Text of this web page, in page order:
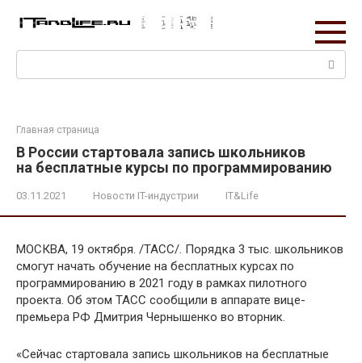
Поиск:
Главная страница
В России стартовала запись школьников
на бесплатные курсы по программированию
03.11.2021 Новости IT-индустрии IT&Life
МОСКВА, 19 октября. /ТАСС/. Порядка 3 тыс. школьников
смогут начать обучение на бесплатных курсах по
программированию в 2021 году в рамках пилотного
проекта. Об этом ТАСС сообщили в аппарате вице-
премьера РФ Дмитрия Чернышенко во вторник.
«Сейчас стартовала запись школьников на бесплатные